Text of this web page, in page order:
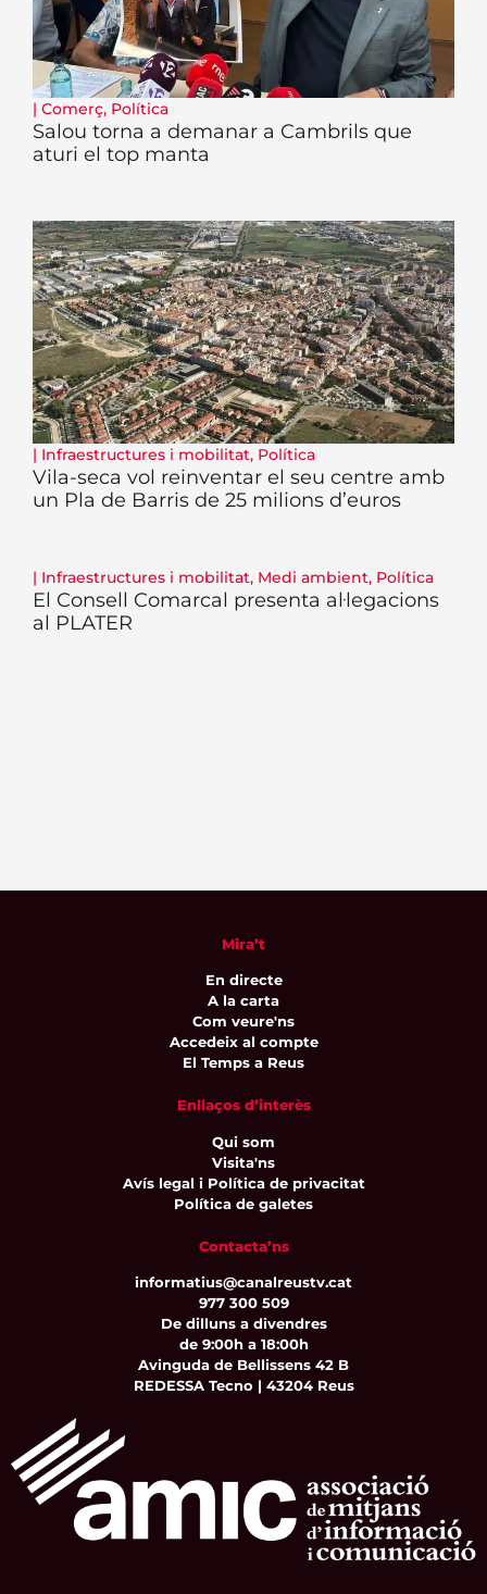
| Comerç, Política
Salou torna a demanar a Cambrils que
aturi el top manta
| Infraestructures i mobilitat, Política
Vila-seca vol reinventar el seu centre amb
un Pla de Barris de 25 milions d’euros
| Infraestructures i mobilitat, Medi ambient, Política
El Consell Comarcal presenta al·legacions
al PLATER
Mira’t
En directe
A la carta
Com veure'ns
Accedeix al compte
El Temps a Reus
Enllaços d’interès
Qui som
Visita'ns
Avís legal i Política de privacitat
Política de galetes
Contacta’ns
informatius@canalreustv.cat
977 300 509
De dilluns a divendres
de 9:00h a 18:00h
Avinguda de Bellissens 42 B
REDESSA Tecno | 43204 Reus